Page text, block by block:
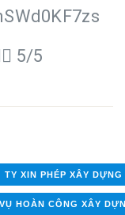
 5/5
TY XIN PHÉP XÂY
HOÀN CÔNG XÂY